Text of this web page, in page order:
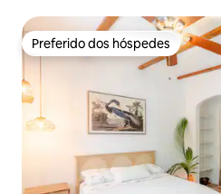
Preferido dos hóspedes
Preferido dos hóspedes